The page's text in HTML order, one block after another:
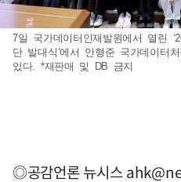
7일 국가데이터인재발원에서 열린
단 발대식’에서 안형준 국가데이터
있다. *재판매 및 DB 금지
◎공감언론 뉴시스